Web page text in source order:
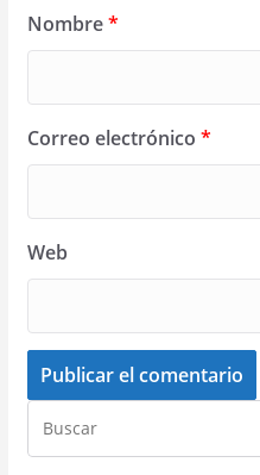
Nombre*
Correo electrónico *
Web